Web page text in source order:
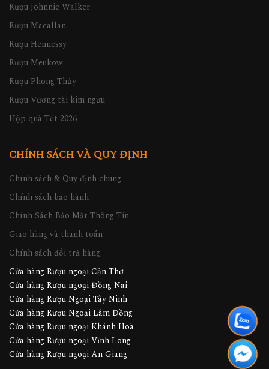
Rượu Johnnie Walker
Rượu Macallan
Rượu Hennessy
Rượu Meukow
Rượu Phong Thủy
Rượu Vương tài kim ngưu
Hộp quà Tết 2026
CHÍNH SÁCH VÀ QUY ĐỊNH
Chính sách & Quy định chung
Chính sách bảo hành
Chính Sách Bảo Mật Thông Tin
Giao hàng và thanh toán
Chính sách đổi trả hàng
Cửa hàng Rượu ngoại Cần Thơ
Cửa hàng Rượu ngoại Đồng Nai
Cửa hàng Rượu Ngoại Tây Ninh
Cửa hàng Rượu Ngoại Lâm Đồng
Cửa hàng Rượu ngoại Khánh Hoà
Cửa hàng Rượu ngoại Vĩnh Long
Cửa hàng Rượu ngoại An Giang